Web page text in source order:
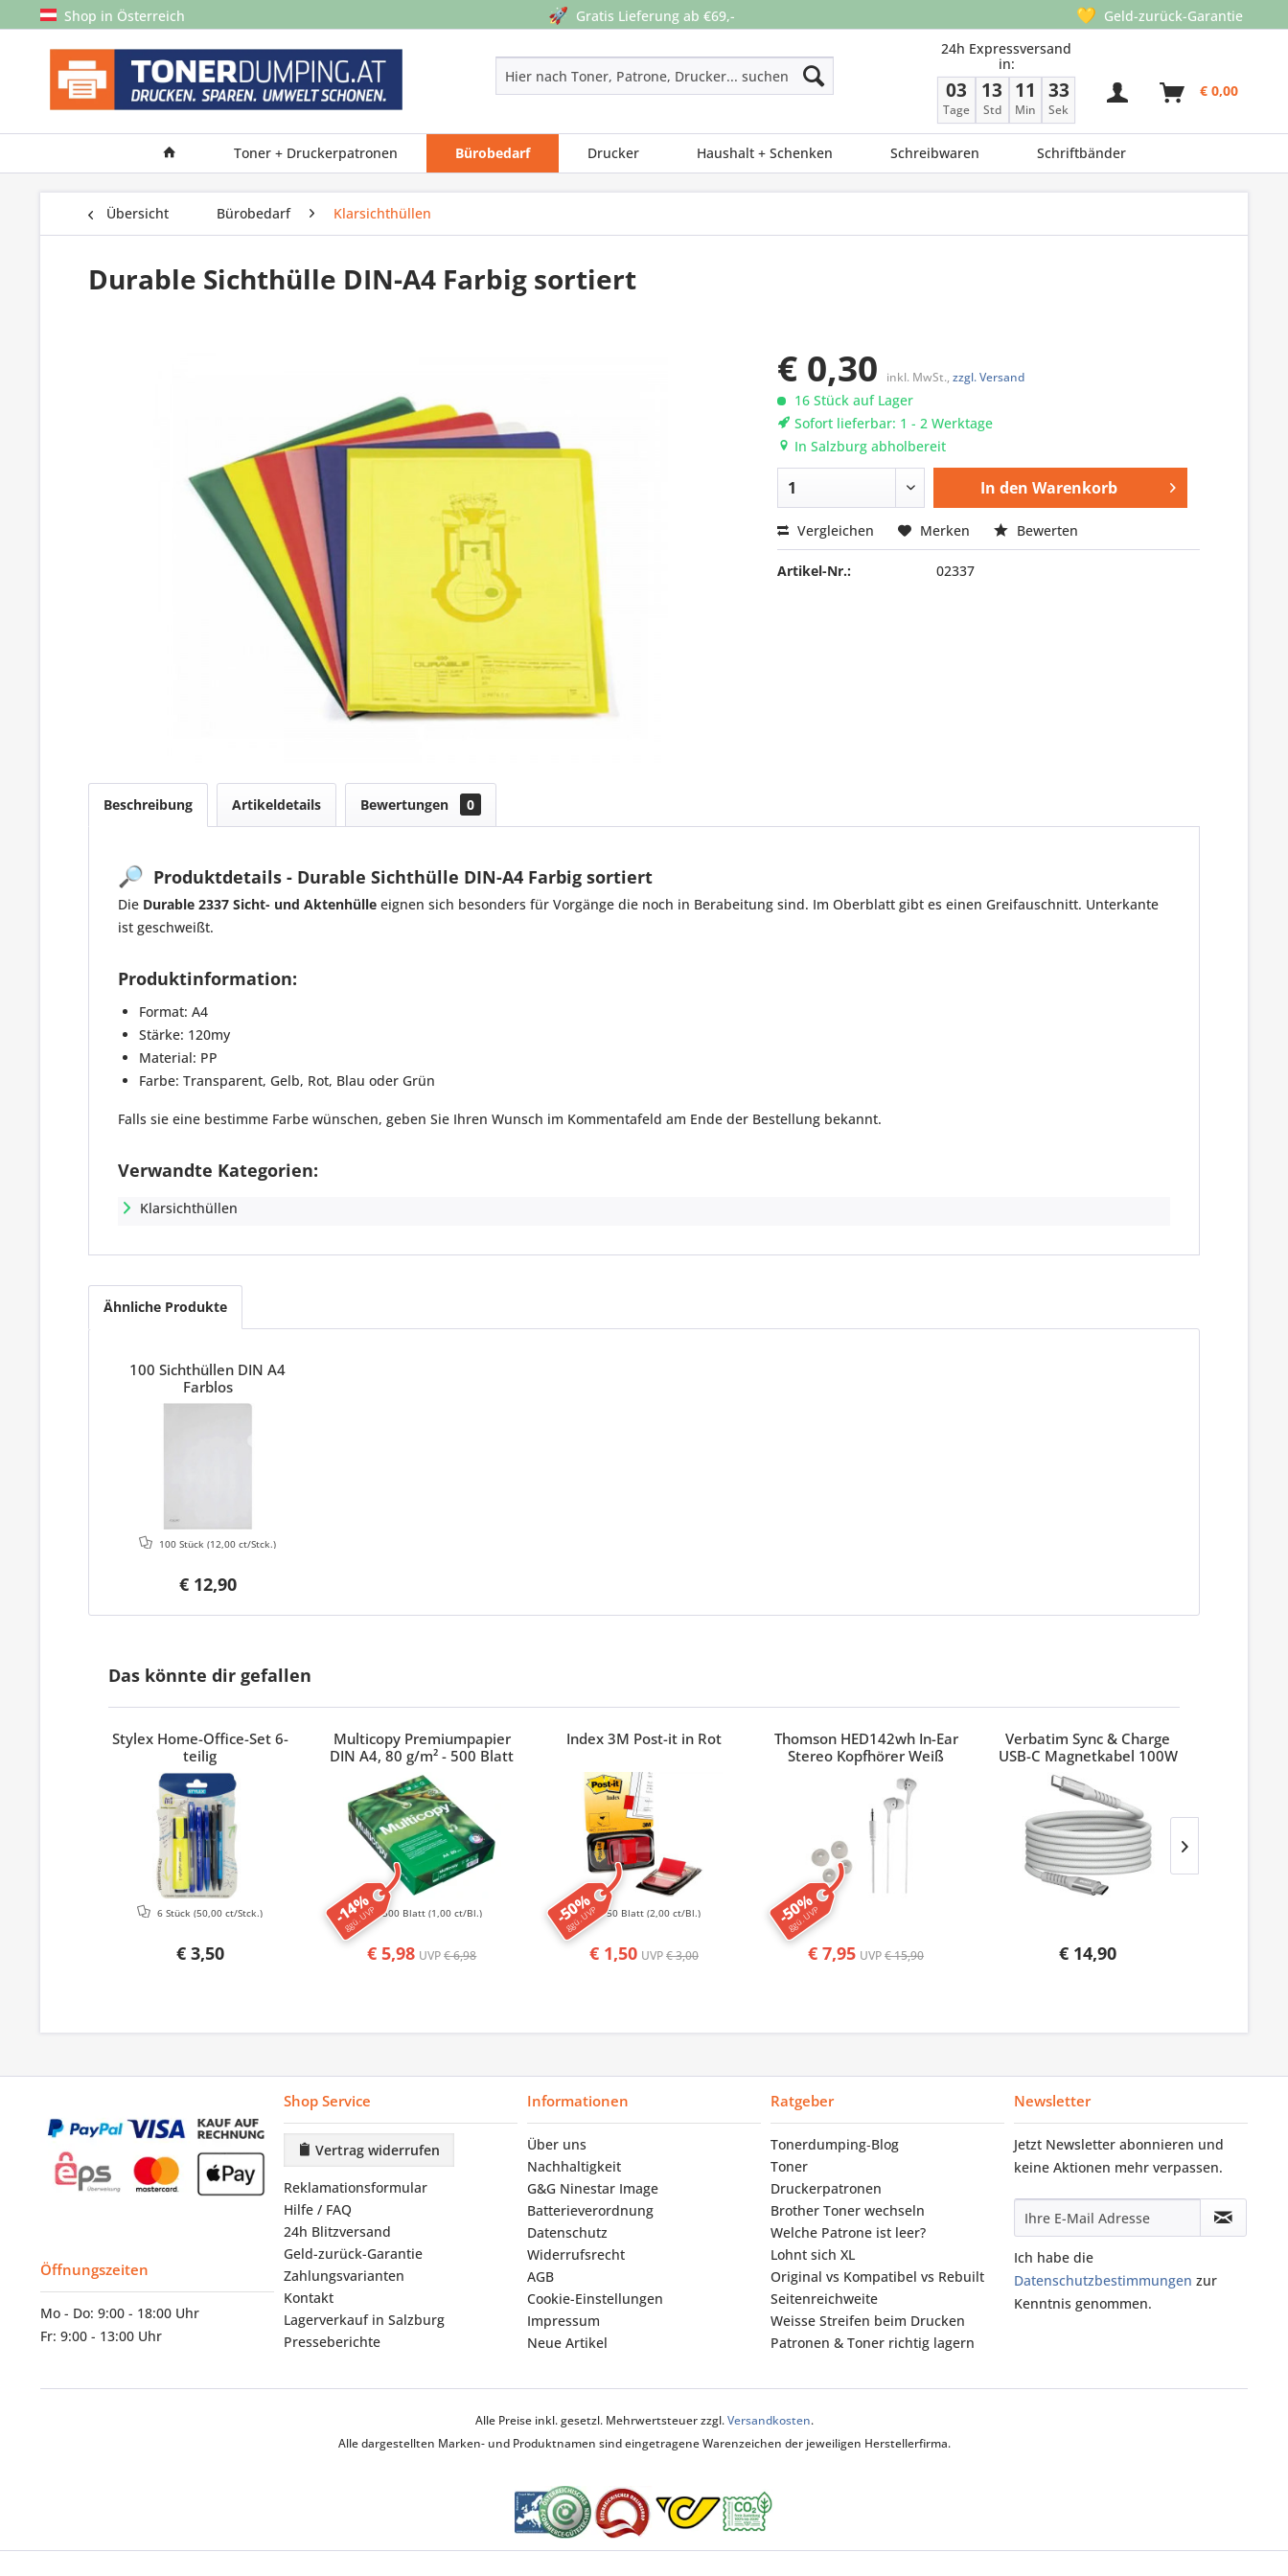
Shop in Österreich 🚀 Gratis Lieferung ab €69,- 💛 Geld-zurück-Garantie
24h Expressversand
in:
03
Tage
13
Std
11
Min
33
Sek
€ 0,00
Toner + Druckerpatronen Bürobedarf Drucker Haushalt + Schenken Schreibwaren Schriftbänder
Übersicht Bürobedarf Klarsichthüllen
Durable Sichthülle DIN-A4 Farbig sortiert
€ 0,30 inkl. MwSt.,zzgl. Versand
16 Stück auf Lager
Sofort lieferbar: 1 - 2 Werktage
In Salzburg abholbereit
In den Warenkorb
Vergleichen Merken Bewerten
Artikel-Nr.: 02337
Beschreibung Artikeldetails Bewertungen 0
🔎 Produktdetails - Durable Sichthülle DIN-A4 Farbig sortiert
Die Durable 2337 Sicht- und Aktenhülle eignen sich besonders für Vorgänge die noch in Berabeitung sind. Im Oberblatt gibt es einen Greifauschnitt. Unterkante
ist geschweißt.
Produktinformation:
Format: A4
Stärke: 120my
Material: PP
Farbe: Transparent, Gelb, Rot, Blau oder Grün
Falls sie eine bestimme Farbe wünschen, geben Sie Ihren Wunsch im Kommentafeld am Ende der Bestellung bekannt.
Verwandte Kategorien:
Klarsichthüllen
Ähnliche Produkte
100 Sichthüllen DIN A4
Farblos
€ 12,90
100 Stück(12,00 ct/Stck.)
Das könnte dir gefallen
Stylex Home-Office-Set 6-
teilig
€ 3,50
6 Stück(50,00 ct/Stck.) -14%
ggü. UVP
Multicopy Premiumpapier
DIN A4, 80 g/m² - 500 Blatt
€ 5,98 UVP€ 6,98
500 Blatt (1,00 ct/Bl.) -50%
ggü. UVP
Index 3M Post-it in Rot
€ 1,50 UVP€ 3,00
50 Blatt(2,00 ct/Bl.) -50%
ggü. UVP
Thomson HED142wh In-Ear
Stereo Kopfhörer Weiß
€ 7,95 UVP€ 15,90
Verbatim Sync & Charge
USB-C Magnetkabel 100W
€ 14,90
Öffnungszeiten
Mo - Do: 9:00 - 18:00 Uhr
Fr: 9:00 - 13:00 Uhr
Shop Service
Vertrag widerrufen
Reklamationsformular
Hilfe / FAQ
24h Blitzversand
Geld-zurück-Garantie
Zahlungsvarianten
Kontakt
Lagerverkauf in Salzburg
Presseberichte
Informationen
Über uns
Nachhaltigkeit
G&G Ninestar Image
Batterieverordnung
Datenschutz
Widerrufsrecht
AGB
Cookie-Einstellungen
Impressum
Neue Artikel
Ratgeber
Tonerdumping‑Blog
Toner
Druckerpatronen
Brother Toner wechseln
Welche Patrone ist leer?
Lohnt sich XL
Original vs Kompatibel vs Rebuilt
Seitenreichweite
Weisse Streifen beim Drucken
Patronen & Toner richtig lagern
Newsletter
Jetzt Newsletter abonnieren und
keine Aktionen mehr verpassen.
Ich habe die
Datenschutzbestimmungen zur
Kenntnis genommen.
Alle Preise inkl. gesetzl. Mehrwertsteuer zzgl.Versandkosten.
Alle dargestellten Marken- und Produktnamen sind eingetragene Warenzeichen der jeweiligen Herstellerfirma.